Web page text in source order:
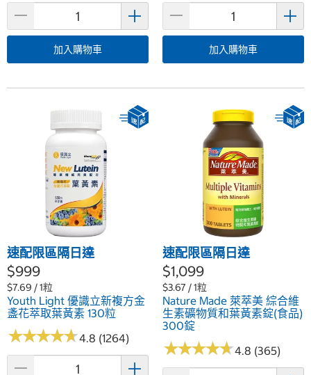
加入購物車 加入購物車
速配限區隔日達
$999
$7.69 / 1粒
Youth Light 優識立新複方金
盞花萃取葉黃素 130粒
★★★★★
★★★★★4.8 (1264)
速配限區隔日達
$1,099
$3.67 / 1粒
Nature Made 萊萃美 綜合維
生素礦物質和葉黃素錠(食品)
300錠
★★★★★
★★★★★4.8 (365)